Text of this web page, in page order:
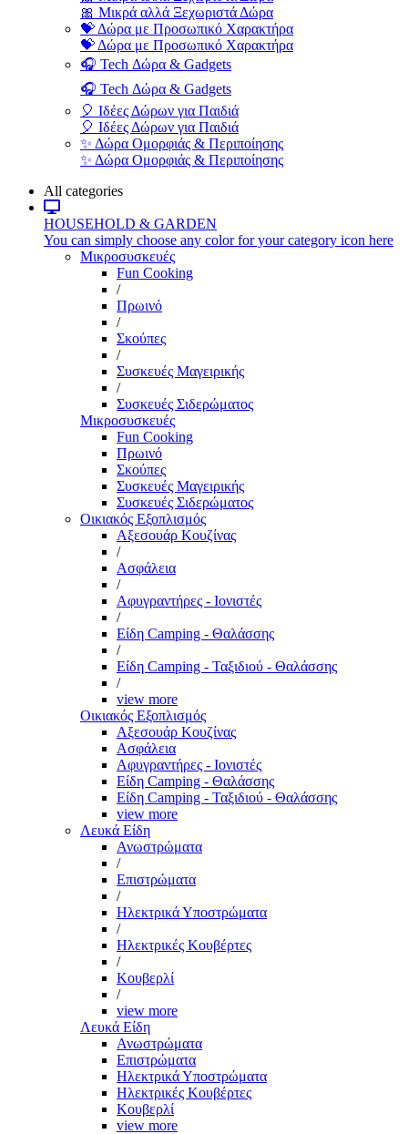
🎀 Μικρά αλλά Ξεχωριστά Δώρα
💝 Δώρα με Προσωπικό Χαρακτήρα
💝 Δώρα με Προσωπικό Χαρακτήρα
🎧 Tech Δώρα & Gadgets
🎧 Tech Δώρα & Gadgets
🎈 Ιδέες Δώρων για Παιδιά
🎈 Ιδέες Δώρων για Παιδιά
✨ Δώρα Ομορφιάς & Περιποίησης
✨ Δώρα Ομορφιάς & Περιποίησης
All categories
HOUSEHOLD & GARDEN
You can simply choose any color for your category icon here
Μικροσυσκευές
Fun Cooking
/
Πρωινό
/
Σκούπες
/
Συσκευές Μαγειρικής
/
Συσκευές Σιδερώματος
Μικροσυσκευές
Fun Cooking
Πρωινό
Σκούπες
Συσκευές Μαγειρικής
Συσκευές Σιδερώματος
Οικιακός Εξοπλισμός
Αξεσουάρ Κουζίνας
/
Ασφάλεια
/
Αφυγραντήρες - Ιονιστές
/
Είδη Camping - Θαλάσσης
/
Είδη Camping - Ταξιδιού - Θαλάσσης
/
view more
Οικιακός Εξοπλισμός
Αξεσουάρ Κουζίνας
Ασφάλεια
Αφυγραντήρες - Ιονιστές
Είδη Camping - Θαλάσσης
Είδη Camping - Ταξιδιού - Θαλάσσης
view more
Λευκά Είδη
Ανωστρώματα
/
Επιστρώματα
/
Ηλεκτρικά Υποστρώματα
/
Ηλεκτρικές Κουβέρτες
/
Κουβερλί
/
view more
Λευκά Είδη
Ανωστρώματα
Επιστρώματα
Ηλεκτρικά Υποστρώματα
Ηλεκτρικές Κουβέρτες
Κουβερλί
view more